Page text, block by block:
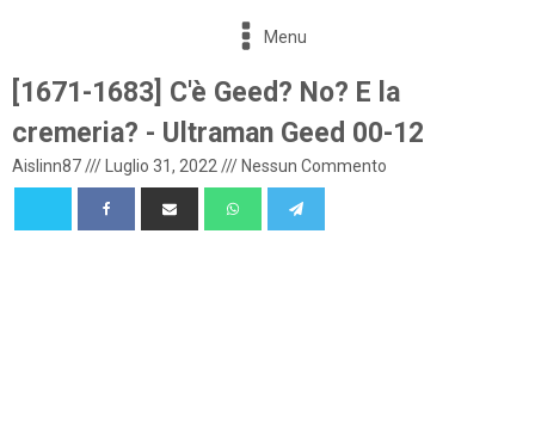
Menu
[1671-1683] C'è Geed? No? E la
cremeria? - Ultraman Geed 00-12
Aislinn87/// Luglio 31, 2022 /// Nessun Commento